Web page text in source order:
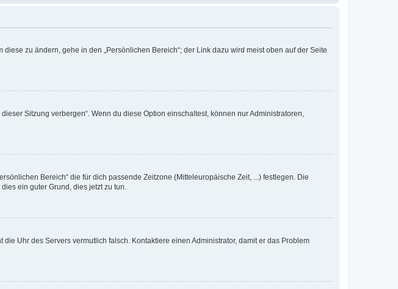
zu ändern, gehe in den „Persönlichen Bereich“; der Link dazu wird meist oben auf der Seite
Sitzung verbergen“. Wenn du diese Option einschaltest, können nur Administratoren,
Bereich“ die für dich passende Zeitzone (Mitteleuropäische Zeit, ...) festlegen. Die
ein guter Grund, dies jetzt zu tun.
Uhr des Servers vermutlich falsch. Kontaktiere einen Administrator, damit er das Problem